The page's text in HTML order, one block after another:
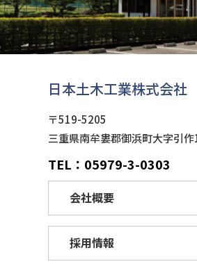
日本土木工業株式会社
〒519-5205
三重県南牟婁郡御浜町大字引
TEL：05979-3-0303
会社概要
採用情報